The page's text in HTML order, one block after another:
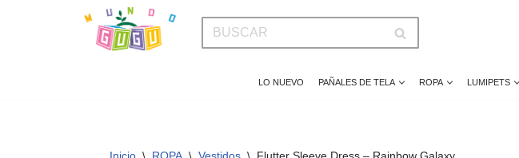
LO NUEVO PAÑALES DE TELA ROPA LUMIPETS
Inicio \ ROPA \ Vestidos \ Flutter Sleeve Dress – Rainbow Galaxy